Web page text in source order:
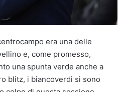
era una delle
e, come promesso,
una spunta verde anche a
blitz, i biancoverdi si sono